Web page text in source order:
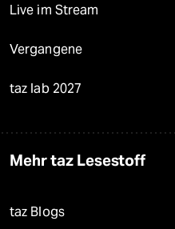
Live im Stream
Vergangene
taz lab 2027
Mehr taz Lesestoff
taz Blogs